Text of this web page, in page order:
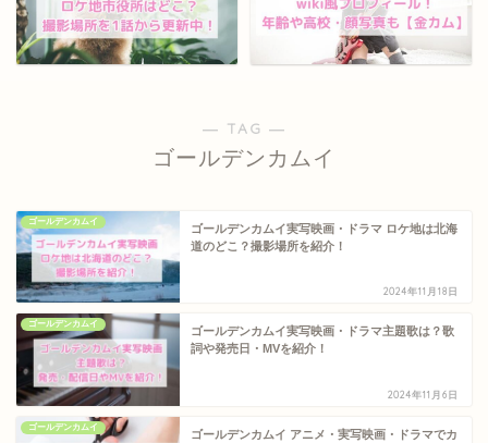
― TAG ―
ゴールデンカムイ
ゴールデンカムイ
ゴールデンカムイ実写映画・ドラマ ロケ地は北海
道のどこ？撮影場所を紹介！
2024年11月18日
ゴールデンカムイ
ゴールデンカムイ実写映画・ドラマ主題歌は？歌
詞や発売日・MVを紹介！
2024年11月6日
ゴールデンカムイ
ゴールデンカムイ アニメ・実写映画・ドラマでカ